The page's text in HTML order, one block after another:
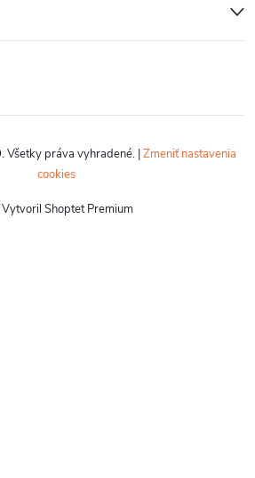
Vytvoril Shoptet Premium
. Všetky práva vyhradené. |Zmeniť nastavenia
cookies